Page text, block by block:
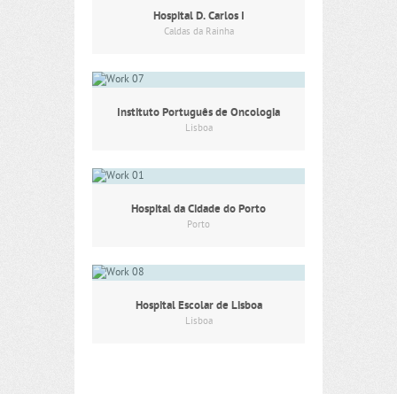
Hospital D. Carlos I
Caldas da Rainha
Instituto Português de Oncologia
Lisboa
Hospital da Cidade do Porto
Porto
Hospital Escolar de Lisboa
Lisboa